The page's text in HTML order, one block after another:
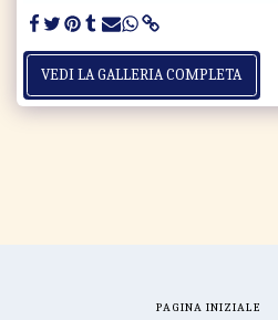
VEDI LA GALLERIA COMPLETA
PAGINA INIZIALE